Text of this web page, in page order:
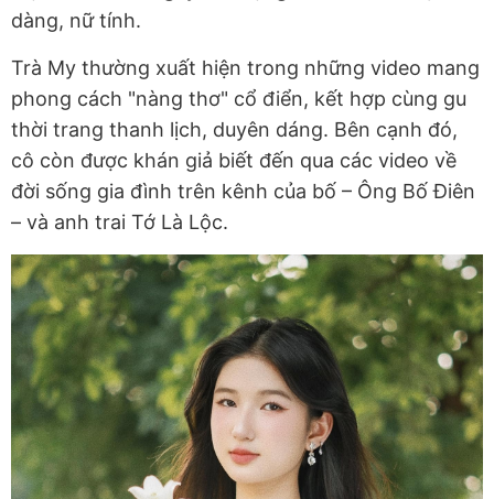
dàng, nữ tính.
Trà My thường xuất hiện trong những video mang
phong cách "nàng thơ" cổ điển, kết hợp cùng gu
thời trang thanh lịch, duyên dáng. Bên cạnh đó,
cô còn được khán giả biết đến qua các video về
đời sống gia đình trên kênh của bố – Ông Bố Điên
– và anh trai Tớ Là Lộc.